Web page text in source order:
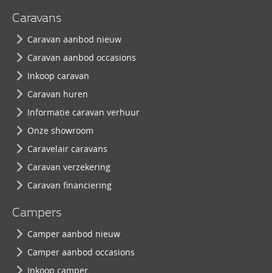
Caravans
Caravan aanbod nieuw
Caravan aanbod occasions
Inkoop caravan
Caravan huren
Informatie caravan verhuur
Onze showroom
Caravelair caravans
Caravan verzekering
Caravan financiering
Campers
Camper aanbod nieuw
Camper aanbod occasions
Inkoop camper